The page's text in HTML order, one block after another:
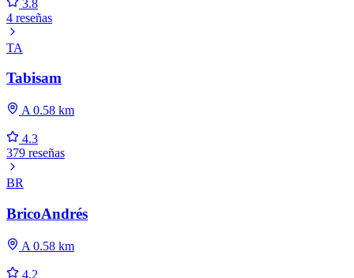
3.8
4 reseñas
TA
Tabisam
A 0.58 km
4.3
379 reseñas
BR
BricoAndrés
A 0.58 km
4.2